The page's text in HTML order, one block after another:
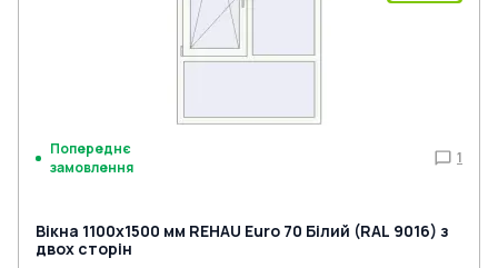
Попереднє
замовлення
1
Вікна 1100x1500 мм REHAU Euro 70 Білий (RAL 9016) з
двох сторін